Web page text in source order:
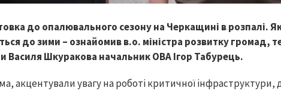
до опалювального сезону на Черкащині в розпалі.
до зими – ознайомив в.о. міністра розвитку громад,
Василя Шкуракова начальник ОВА Ігор Табурець.
акцентували увагу на роботі критичної